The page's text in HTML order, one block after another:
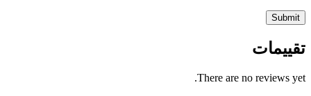
تقييمات
There are no reviews yet.